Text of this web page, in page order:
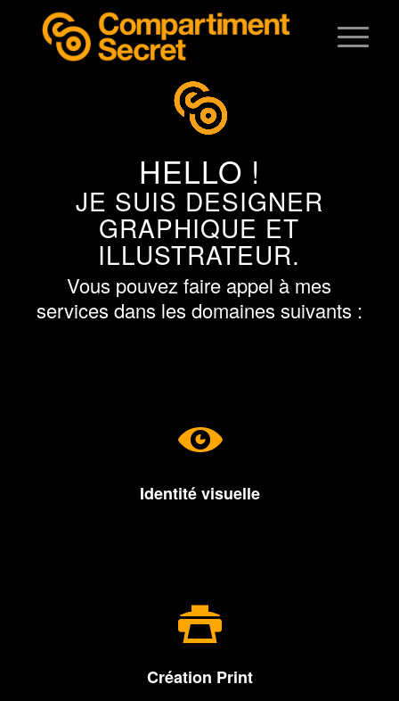
HELLO !
JE SUIS DESIGNER
GRAPHIQUE ET
ILLUSTRATEUR.
Vous pouvez faire appel à mes
services dans les domaines suivants :
Identité visuelle
• Logotype
Création Print
• Création graphique
• Mise en page